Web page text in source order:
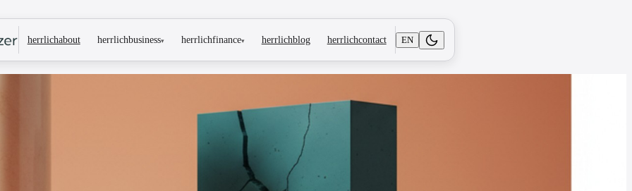
herrlichabout herrlichbusiness▾ herrlichfinance▾ herrlichblog herrlichcontact EN